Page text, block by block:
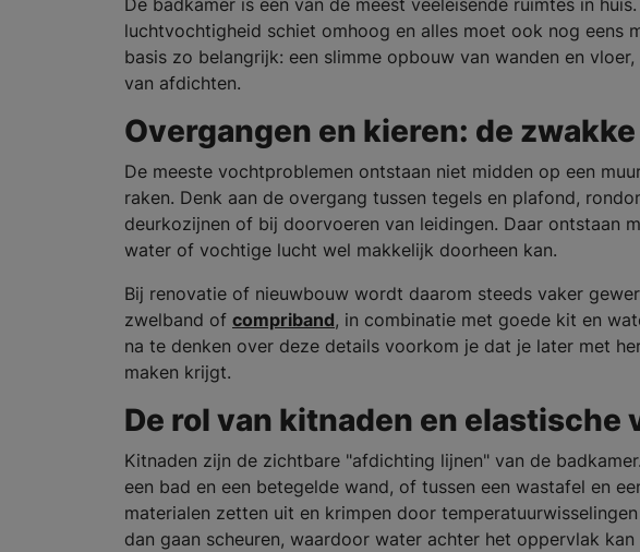
De badkamer is een van de meest veeleisende ruimtes in
luchtvochtigheid schiet omhoog en alles moet ook nog eens
basis zo belangrijk: een slimme opbouw van wanden en
van afdichten.
Overgangen en kieren: de
De meeste vochtproblemen ontstaan niet midden op een
raken. Denk aan de overgang tussen tegels en plafond,
deurkozijnen of bij doorvoeren van leidingen. Daar ontstaan
water of vochtige lucht wel makkelijk doorheen kan.
Bij renovatie of nieuwbouw wordt daarom steeds vaker
zwelband of compriband, in combinatie met goede kit en
na te denken over deze details voorkom je dat je later met
maken krijgt.
De rol van kitnaden en elastische
Kitnaden zijn de zichtbare "afdichting lijnen" van de
een bad en een betegelde wand, of tussen een wastafel en
materialen zetten uit en krimpen door
dan gaan scheuren, waardoor water achter het oppervlak kan